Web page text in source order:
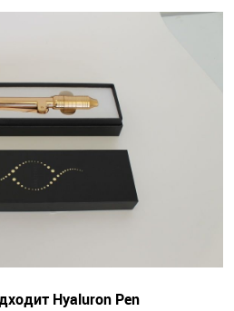
Hyaluron Pen